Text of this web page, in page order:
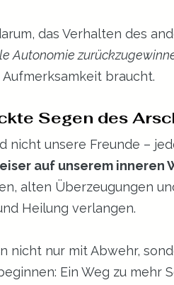
das Verhalten des
Autonomie
Aufmerksamkeit braucht.
Segen des
nicht unsere Freunde –
auf unserem inneren
alten Überzeugungen
Heilung verlangen.
nicht nur mit Abwehr,
Ein Weg zu